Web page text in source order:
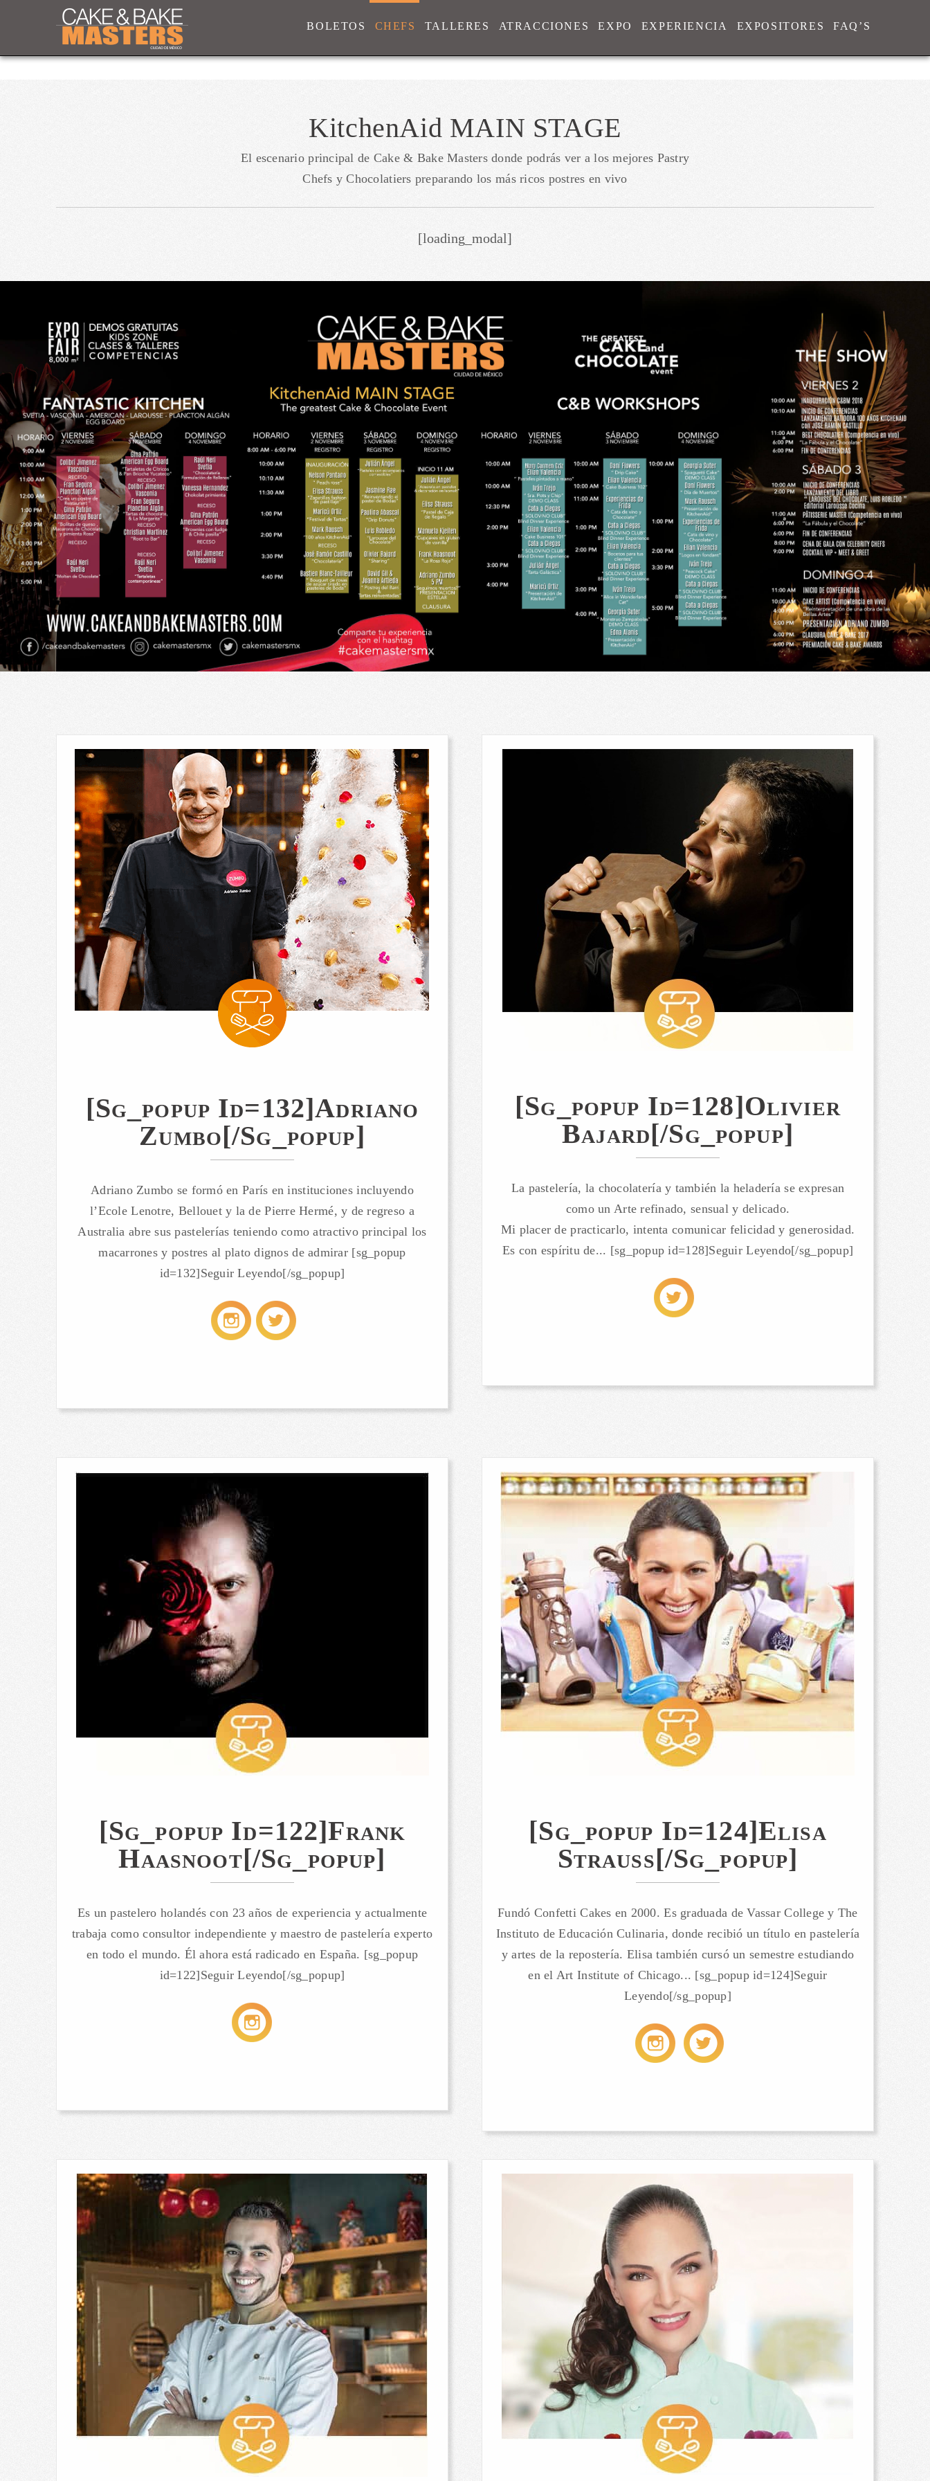
BOLETOS CHEFS TALLERES ATRACCIONES EXPO EXPERIENCIA EXPOSITORES FAQ’S
KitchenAid MAIN STAGE
El escenario principal de Cake & Bake Masters donde podrás ver a los mejores Pastry
Chefs y Chocolatiers preparando los más ricos postres en vivo
[loading_modal]
[sg_popup Id=132]Adriano
Zumbo[/sg_popup]
Adriano Zumbo se formó en París en instituciones incluyendo
l’Ecole Lenotre, Bellouet y la de Pierre Hermé, y de regreso a
Australia abre sus pastelerías teniendo como atractivo principal los
macarrones y postres al plato dignos de admirar [sg_popup
id=132]Seguir Leyendo[/sg_popup]
[sg_popup Id=128]Olivier
Bajard[/sg_popup]
La pastelería, la chocolatería y también la heladería se expresan
como un Arte refinado, sensual y delicado.
Mi placer de practicarlo, intenta comunicar felicidad y generosidad.
Es con espíritu de... [sg_popup id=128]Seguir Leyendo[/sg_popup]
[sg_popup Id=122]Frank
Haasnoot[/sg_popup]
Es un pastelero holandés con 23 años de experiencia y actualmente
trabaja como consultor independiente y maestro de pastelería experto
en todo el mundo. Él ahora está radicado en España. [sg_popup
id=122]Seguir Leyendo[/sg_popup]
[sg_popup Id=124]Elisa
Strauss[/sg_popup]
Fundó Confetti Cakes en 2000. Es graduada de Vassar College y The
Instituto de Educación Culinaria, donde recibió un título en pastelería
y artes de la repostería. Elisa también cursó un semestre estudiando
en el Art Institute of Chicago... [sg_popup id=124]Seguir
Leyendo[/sg_popup]